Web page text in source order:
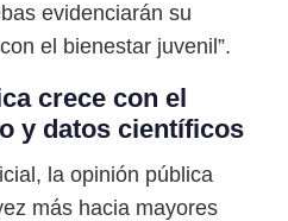
evidenciarán su
el bienestar juvenil”.
crece con el
y datos científicos
la opinión pública
más hacia mayores